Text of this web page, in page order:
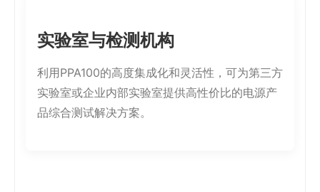
实验室与检测机构
利用PPA100的高度集成化和灵活性，可为第三方
实验室或企业内部实验室提供高性价比的电源产
品综合测试解决方案。